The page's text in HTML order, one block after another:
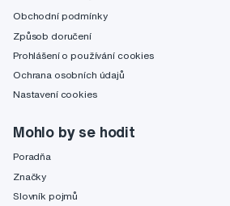
Obchodní podmínky
Způsob doručení
Prohlášení o používání cookies
Ochrana osobních údajů
Nastavení cookies
Mohlo by se hodit
Poradňa
Značky
Slovník pojmů